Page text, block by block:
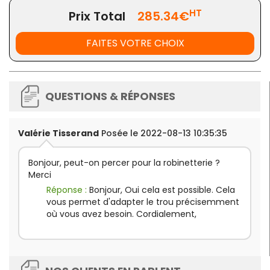
et rapide du tuyau d'évacuation.
possible selon votre configuration.
Prix Total 285.34€HT
FAITES VOTRE CHOIX
QUESTIONS & RÉPONSES
Valérie Tisserand Posée le 2022-08-13 10:35:35
Bonjour, peut-on percer pour la robinetterie ?
Merci
Réponse : Bonjour, Oui cela est possible. Cela
vous permet d'adapter le trou précisemment
où vous avez besoin. Cordialement,